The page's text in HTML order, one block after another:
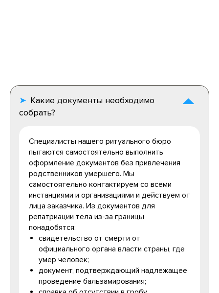
Какие документы необходимо
собрать?
Специалисты нашего ритуального бюро
пытаются самостоятельно выполнить
оформление документов без привлечения
родственников умершего. Мы
самостоятельно контактируем со всеми
инстанциями и организациями и действуем от
лица заказчика. Из документов для
репатриации тела из-за границы
понадобятся:
свидетельство от смерти от
официального органа власти страны, где
умер человек;
документ, подтверждающий надлежащее
проведение бальзамирования;